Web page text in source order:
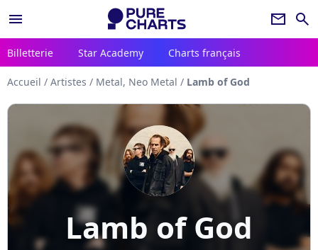
menu newsletter search
Billetterie Star Academy Charts français
Accueil / Artistes / Metal, Neo Metal / Lamb of God
Lamb of God